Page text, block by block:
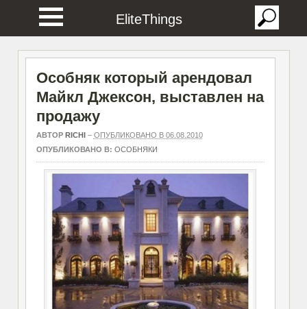
EliteThings
Особняк который арендовал
Майкл Джексон, выставлен на
продажу
АВТОР RICHI– ОПУБЛИКОВАНО В 06.08.2010
ОПУБЛИКОВАНО В: ОСОБНЯКИ